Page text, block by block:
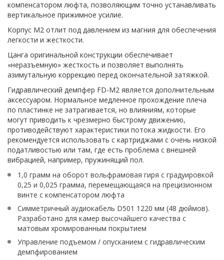
компенсатором люфта, позволяющим точно устанавливать
вертикальное прижимное усилие.
Корпус M2 отлит под давлением из магния для обеспечения
легкости и жесткости.
Цанга оригинальной конструкции обеспечивает
«неразъемную» жесткость и позволяет выполнять
азимутальную коррекцию перед окончательной затяжкой.
Гидравлический демпфер FD-M2 является дополнительным
аксессуаром. Нормальное медленное прохождение плеча
по пластинке не затрагивается, но влияниям, которые
могут приводить к чрезмерно быстрому движению,
противодействуют характеристики потока жидкости. Его
рекомендуется использовать с картриджами с очень низкой
податливостью или там, где есть проблема с внешней
вибрацией, например, пружинящий пол.
1,0 грамм на оборот вольфрамовая гиря с градуировкой
0,25 и 0,025 грамма, перемещающаяся на прецизионном
винте с компенсатором люфта
Симметричный аудиокабель D501 1220 мм (48 дюймов).
Разработано для камер высочайшего качества с
матовым хромированным покрытием
Управление подъемом / опусканием с гидравлическим
демпфированием